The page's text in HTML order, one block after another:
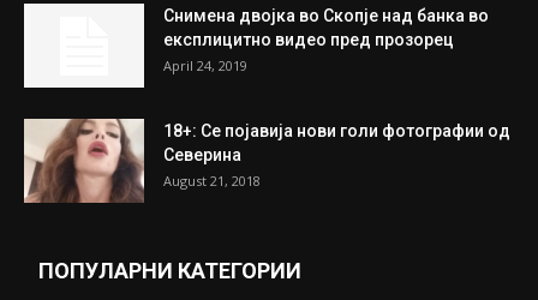
Снимена двојка во Скопје над банка во
експлицитно видео пред прозорец
April 24, 2019
18+: Се појавија нови голи фотографии од
Северина
August 21, 2018
ПОПУЛАРНИ КАТЕГОРИИ